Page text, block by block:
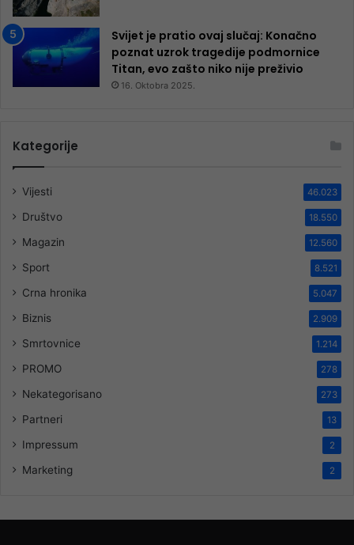
Svijet je pratio ovaj slučaj: Konačno
poznat uzrok tragedije podmornice
Titan, evo zašto niko nije preživio
16. Oktobra 2025.
Kategorije
Vijesti 46.023
Društvo 18.550
Magazin 12.560
Sport 8.521
Crna hronika 5.047
Biznis 2.909
Smrtovnice 1.214
PROMO 278
Nekategorisano 273
Partneri 13
Impressum 2
Marketing 2